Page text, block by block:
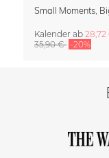
Kalender ab 28,72
35,90 € -20%